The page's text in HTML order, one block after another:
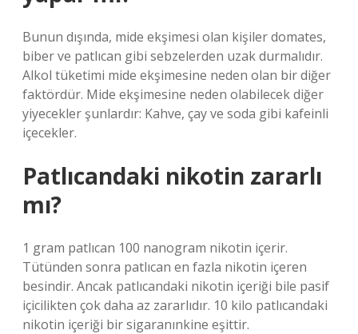
Bunun dışında, mide ekşimesi olan kişiler domates,
biber ve patlıcan gibi sebzelerden uzak durmalıdır.
Alkol tüketimi mide ekşimesine neden olan bir diğer
faktördür. Mide ekşimesine neden olabilecek diğer
yiyecekler şunlardır: Kahve, çay ve soda gibi kafeinli
içecekler.
Patlıcandaki nikotin zararlı
mı?
1 gram patlıcan 100 nanogram nikotin içerir.
Tütünden sonra patlıcan en fazla nikotin içeren
besindir. Ancak patlıcandaki nikotin içeriği bile pasif
içicilikten çok daha az zararlıdır. 10 kilo patlıcandaki
nikotin içeriği bir sigaranınkine eşittir.